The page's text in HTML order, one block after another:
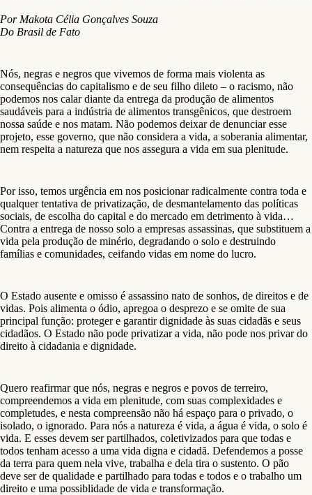
Por Makota Célia Gonçalves Souza
Do Brasil de Fato
Nós, negras e negros que vivemos de forma mais violenta as
consequências do capitalismo e de seu filho dileto – o racismo, não
podemos nos calar diante da entrega da produção de alimentos
saudáveis para a indústria de alimentos transgênicos, que destroem
nossa saúde e nos matam. Não podemos deixar de denunciar esse
projeto, esse governo, que não considera a vida, a soberania alimentar,
nem respeita a natureza que nos assegura a vida em sua plenitude.
Por isso, temos urgência em nos posicionar radicalmente contra toda e
qualquer tentativa de privatização, de desmantelamento das políticas
sociais, de escolha do capital e do mercado em detrimento à vida…
Contra a entrega de nosso solo a empresas assassinas, que substituem a
vida pela produção de minério, degradando o solo e destruindo
famílias e comunidades, ceifando vidas em nome do lucro.
O Estado ausente e omisso é assassino nato de sonhos, de direitos e de
vidas. Pois alimenta o ódio, apregoa o desprezo e se omite de sua
principal função: proteger e garantir dignidade às suas cidadãs e seus
cidadãos. O Estado não pode privatizar a vida, não pode nos privar do
direito à cidadania e dignidade.
Quero reafirmar que nós, negras e negros e povos de terreiro,
compreendemos a vida em plenitude, com suas complexidades e
completudes, e nesta compreensão não há espaço para o privado, o
isolado, o ignorado. Para nós a natureza é vida, a água é vida, o solo é
vida. E esses devem ser partilhados, coletivizados para que todas e
todos tenham acesso a uma vida digna e cidadã. Defendemos a posse
da terra para quem nela vive, trabalha e dela tira o sustento. O pão
deve ser de qualidade e partilhado para todas e todos e o trabalho um
direito e uma possiblidade de vida e transformação.